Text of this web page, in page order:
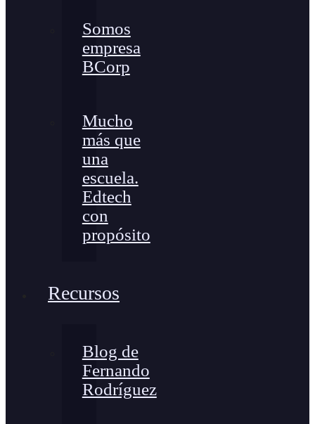
Somos
empresa
BCorp
Mucho
más que
una
escuela.
Edtech
con
propósito
Recursos
Blog de
Fernando
Rodríguez